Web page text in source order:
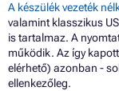
A készülék vezeték
valamint klasszikus
is tartalmaz. A
működik. Az így
elérhető) azonban -
ellenkezőleg.